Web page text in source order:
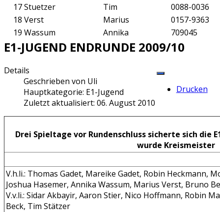
17Stuetzer Tim
0088-0036
18 Verst Marius
0157-9363
19 Wassum Annika 709045
E1-JUGEND ENDRUNDE 2009/10
Drucken
Details
Geschrieben von Uli
Hauptkategorie: E1-Jugend
Zuletzt aktualisiert: 06. August 2010
Drei Spieltage vor Rundenschluss sicherte sich die
wurde Kreismeister
V.h.li.: Thomas Gadet, Mareike Gadet, Robin Heckmann,
Joshua Hasemer, Annika Wassum, Marius Verst, Bruno
V.v.li.: Sidar Akbayir, Aaron Stier, Nico Hoffmann, Robin
Beck, Tim Stätzer